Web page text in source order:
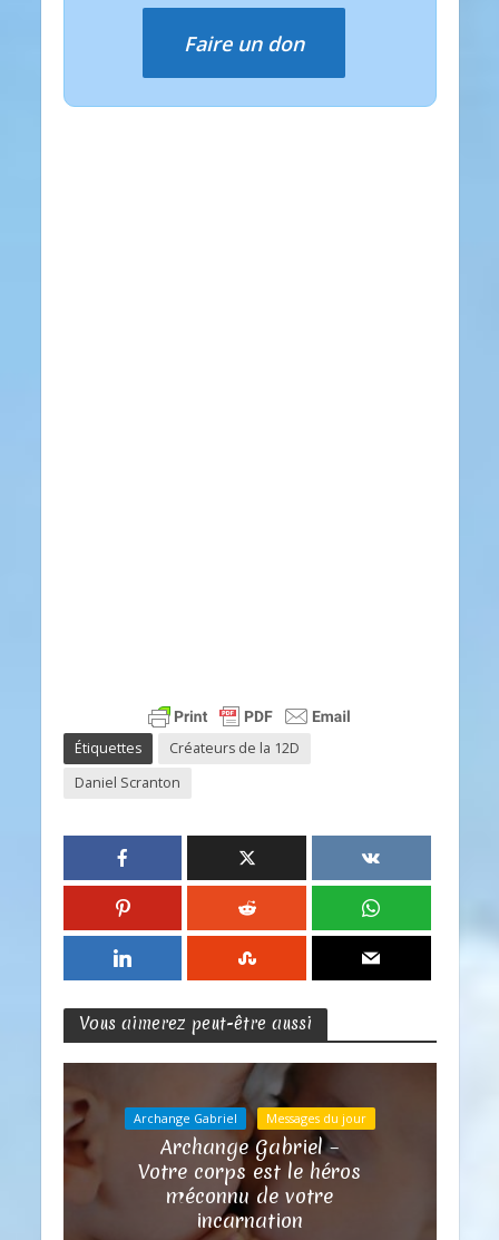
Faire un don
Étiquettes
Créateurs de la 12D
Daniel Scranton
Vous aimerez peut-être aussi
Archange Gabriel Messages du jour
Archange Gabriel –
Votre corps est le héros
méconnu de votre
incarnation